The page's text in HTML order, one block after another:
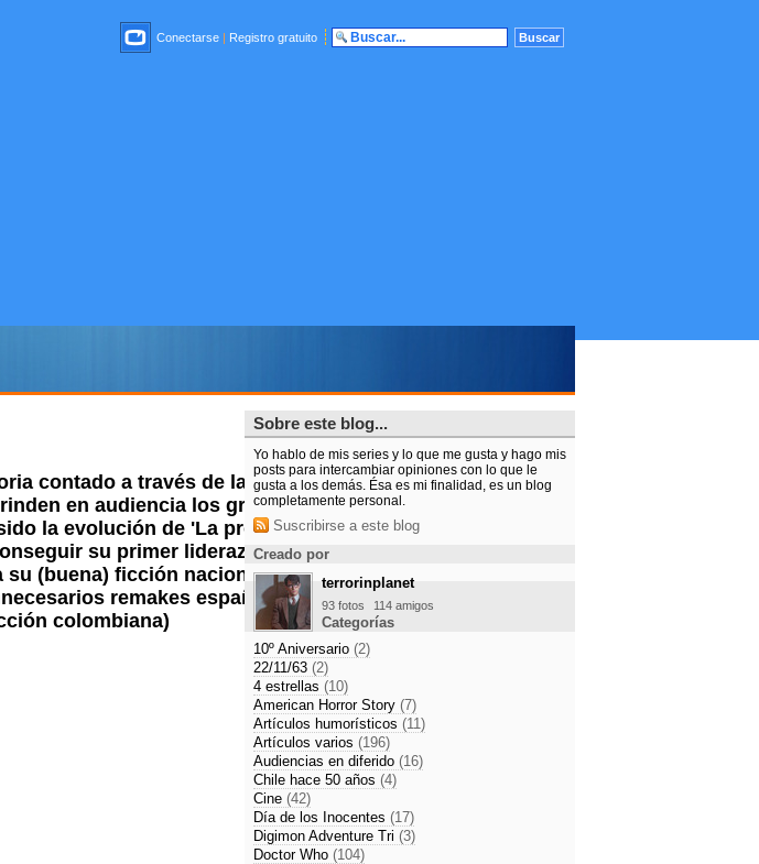
Conectarse | Registro gratuito
contado a través de la televisión pública
en audiencia los grandes clásicos de estas fechas?
la evolución de 'La promesa' en las sobremesas de La 1
su primer liderazgo
su (buena) ficción nacional
remakes españoles de series argentinas (y uno
colombiana)
Sobre este blog...
Yo hablo de mis series y lo que me gusta y hago mis
posts para intercambiar opiniones con lo que le
gusta a los demás. Ésa es mi finalidad, es un blog
completamente personal.
Suscribirse a este blog
Creado por
terrorinplanet
93 fotos 114 amigos
Categorías
10º Aniversario (2)
22/11/63 (2)
4 estrellas (10)
American Horror Story (7)
Artículos humorísticos (11)
Artículos varios (196)
Audiencias en diferido (16)
Chile hace 50 años (4)
Cine (42)
Día de los Inocentes (17)
Digimon Adventure Tri (3)
Doctor Who (104)